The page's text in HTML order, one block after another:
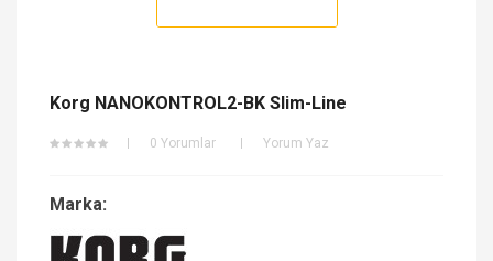
Korg NANOKONTROL2-BK Slim-Line
0 Yorumlar Yorum Yaz
Marka: